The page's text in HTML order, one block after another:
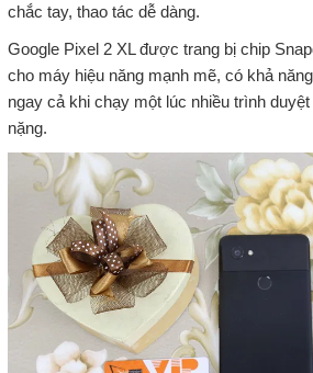
chắc tay, thao tác dễ dàng.
Google Pixel 2 XL được trang bị chip
cho máy hiệu năng mạnh mẽ, có khả
ngay cả khi chạy một lúc nhiều trình
nặng.